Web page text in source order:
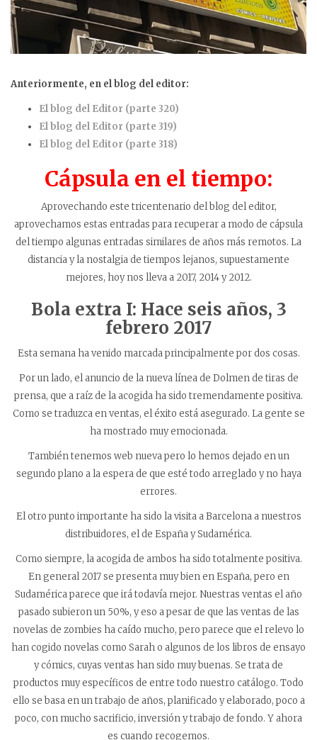
Anteriormente, en el blog del editor:
El blog del Editor (parte 320)
El blog del Editor (parte 319)
El blog del Editor (parte 318)
Cápsula en el tiempo:
Aprovechando este tricentenario del blog del editor,
aprovechamos estas entradas para recuperar a modo de cápsula
del tiempo algunas entradas similares de años más remotos. La
distancia y la nostalgia de tiempos lejanos, supuestamente
mejores, hoy nos lleva a 2017, 2014 y 2012.
Bola extra I: Hace seis años, 3
febrero 2017
Esta semana ha venido marcada principalmente por dos cosas.
Por un lado, el anuncio de la nueva línea de Dolmen de tiras de
prensa, que a raíz de la acogida ha sido tremendamente positiva.
Como se traduzca en ventas, el éxito está asegurado. La gente se
ha mostrado muy emocionada.
También tenemos web nueva pero lo hemos dejado en un
segundo plano a la espera de que esté todo arreglado y no haya
errores.
El otro punto importante ha sido la visita a Barcelona a nuestros
distribuidores, el de España y Sudamérica.
Como siempre, la acogida de ambos ha sido totalmente positiva.
En general 2017 se presenta muy bien en España, pero en
Sudamérica parece que irá todavía mejor. Nuestras ventas el año
pasado subieron un 50%, y eso a pesar de que las ventas de las
novelas de zombies ha caído mucho, pero parece que el relevo lo
han cogido novelas como Sarah o algunos de los libros de ensayo
y cómics, cuyas ventas han sido muy buenas. Se trata de
productos muy específicos de entre todo nuestro catálogo. Todo
ello se basa en un trabajo de años, planificado y elaborado, poco a
poco, con mucho sacrificio, inversión y trabajo de fondo. Y ahora
es cuando recogemos.